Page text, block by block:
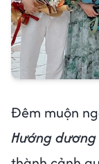
Đêm muộn
Hướng